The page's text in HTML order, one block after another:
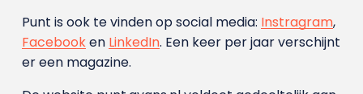
Punt is ook te vinden op social media: Instragram,
Facebooken LinkedIn. Een keer per jaar verschijnt
er een magazine.